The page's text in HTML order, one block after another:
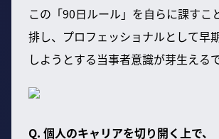
この「90日ルール」を自らに課すこ
排し、プロフェッショナルとして早
しようとする当事者意識が芽生える
Q. 個人のキャリアを切り開く上で、